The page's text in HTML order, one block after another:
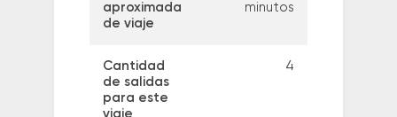
aproximada
de viaje
minutos
Cantidad
de salidas
para este
viaje
4